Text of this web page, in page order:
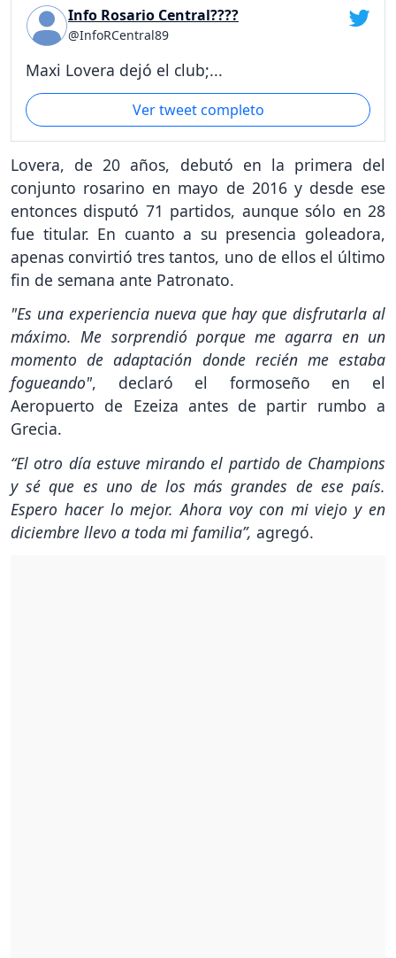
Info Rosario Central????
@InfoRCentral89
Maxi Lovera dejó el club;...
Ver tweet completo
Lovera, de 20 años, debutó en la primera del
conjunto rosarino en mayo de 2016 y desde ese
entonces disputó 71 partidos, aunque sólo en 28
fue titular. En cuanto a su presencia goleadora,
apenas convirtió tres tantos, uno de ellos el último
fin de semana ante Patronato.
"Es una experiencia nueva que hay que disfrutarla al
máximo. Me sorprendió porque me agarra en un
momento de adaptación donde recién me estaba
fogueando", declaró el formoseño en el
Aeropuerto de Ezeiza antes de partir rumbo a
Grecia.
“El otro día estuve mirando el partido de Champions
y sé que es uno de los más grandes de ese país.
Espero hacer lo mejor. Ahora voy con mi viejo y en
diciembre llevo a toda mi familia”, agregó.